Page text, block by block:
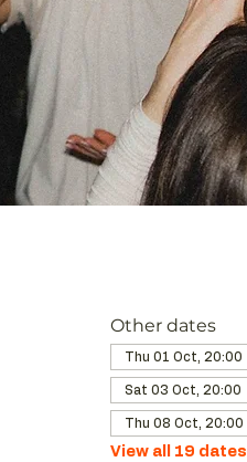
Other dates
Thu 01 Oct, 20:00
Sat 03 Oct, 20:00
Thu 08 Oct, 20:00
View all 19 dates